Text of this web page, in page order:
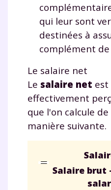
qui leur sont
destinées à
complément
Le salaire net
Le salaire net est
effectivement
que l'on calcule de
manière suivante.
Salaire brut
TESTER
* Votre code d'accès sera
renseignant votre e-mail, vous
données à caractère personnel
la marque myMaxicours, afin
accès au service de soutien
savoir plus sur la gestion de
pour exercer vos droits, vous
charte.
J’accepte de
communications
myMaxicours.